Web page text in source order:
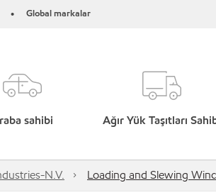
• Global markalar
sahibi Ağır Yük Taşıtları
N.V. Loading and Slewing